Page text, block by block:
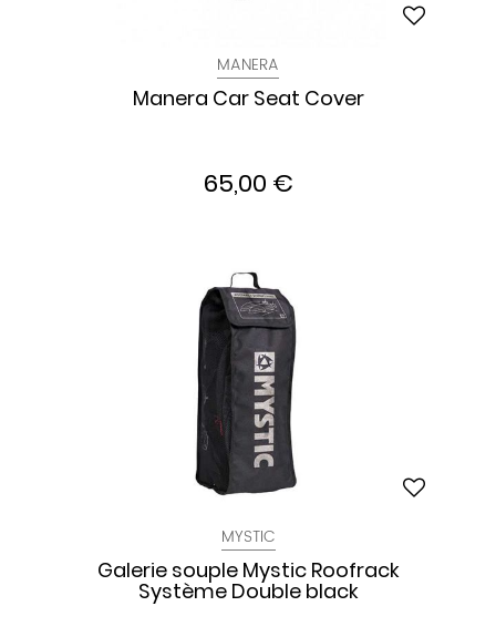
MANERA
Manera Car Seat Cover
65,00 €
MYSTIC
Galerie souple Mystic Roofrack
Système Double black